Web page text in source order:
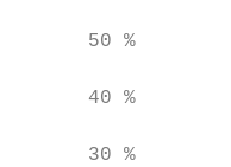
50 %
40 %
30 %